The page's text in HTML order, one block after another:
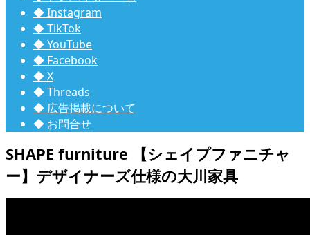
◆ Instagram
◆ TikTok
◆ YouTube
◆ Facebook
◆ X
◆ Threads
◆ 広告掲載について
◆ お問合せ
SHAPE furniture 【シェイプファニチャ
ー】デザイナーズ仕様の大川家具